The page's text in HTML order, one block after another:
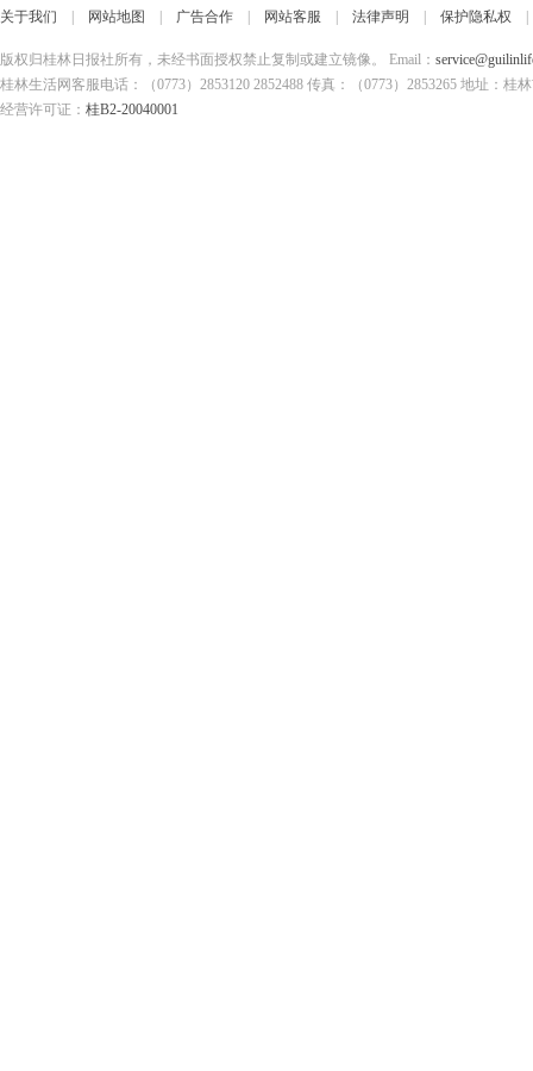
关于我们 网站地图 广告合作 网站客服 法律声明 保护隐私权
版权归桂林日报社所有，未经书面授权禁止复制或建立镜像。 Email：
桂林生活网客服电话：（0773）2853120 2852488 传真：（0773）2853265 地址：
经营许可证： 桂B2-20040001